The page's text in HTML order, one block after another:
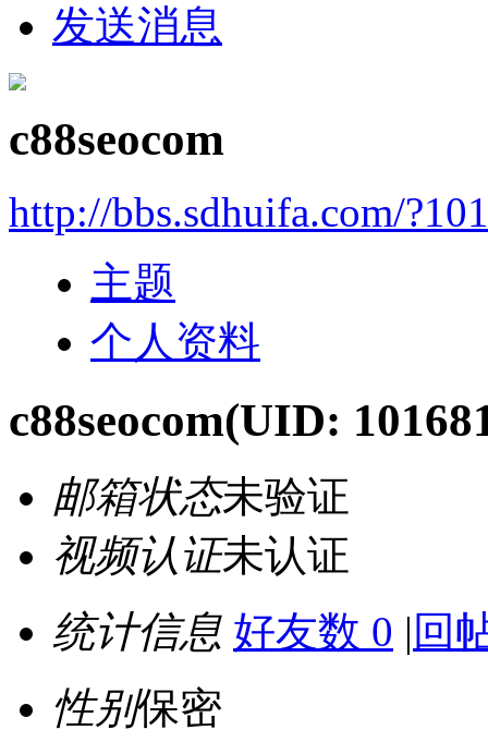
发送消息
c88seocom
http://bbs.sdhuifa.com/
主题
个人资料
c88seocom(UID:
邮箱状态未验证
视频认证未认证
统计信息 好友数 0 | 回
性别保密